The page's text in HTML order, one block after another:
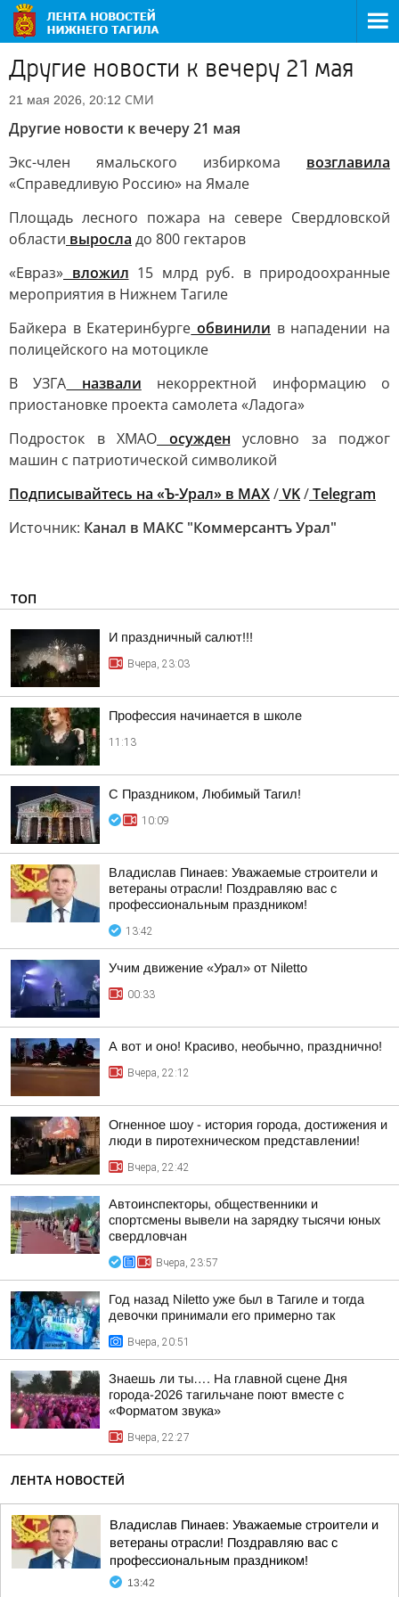
Другие новости к вечеру 21 мая
21 мая 2026, 20:12 СМИ
Другие новости к вечеру 21 мая
Экс-член ямальского избиркома возглавила
«Справедливую Россию» на Ямале
Площадь лесного пожара на севере Свердловской
области выросла до 800 гектаров
«Евраз» вложил 15 млрд руб. в природоохранные
мероприятия в Нижнем Тагиле
Байкера в Екатеринбурге обвинили в нападении на
полицейского на мотоцикле
В УЗГА назвали некорректной информацию о
приостановке проекта самолета «Ладога»
Подросток в ХМАО осужден условно за поджог
машин с патриотической символикой
Подписывайтесь на «Ъ-Урал» в MAX/VK/Telegram
Источник: Канал в МАКС "Коммерсантъ Урал"
ТОП
И праздничный салют!!!
Вчера, 23:03
Профессия начинается в школе
11:13
С Праздником, Любимый Тагил!
10:09
Владислав Пинаев: Уважаемые строители и
ветераны отрасли! Поздравляю вас с
профессиональным праздником!
13:42
Учим движение «Урал» от Niletto
00:33
А вот и оно! Красиво, необычно, празднично!
Вчера, 22:12
Огненное шоу - история города, достижения и
люди в пиротехническом представлении!
Вчера, 22:42
Автоинспекторы, общественники и
спортсмены вывели на зарядку тысячи юных
свердловчан
Вчера, 23:57
Год назад Niletto уже был в Тагиле и тогда
девочки принимали его примерно так
Вчера, 20:51
Знаешь ли ты…. На главной сцене Дня
города-2026 тагильчане поют вместе с
«Форматом звука»
Вчера, 22:27
ЛЕНТА НОВОСТЕЙ
Владислав Пинаев: Уважаемые строители и
ветераны отрасли! Поздравляю вас с
профессиональным праздником!
13:42